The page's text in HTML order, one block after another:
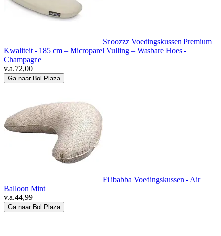
Snoozzz Voedingskussen Premium
Kwaliteit - 185 cm – Microparel Vulling – Wasbare Hoes -
Champagne
v.a.72,00
Ga naar Bol Plaza
Filibabba Voedingskussen - Air
Balloon Mint
v.a.44,99
Ga naar Bol Plaza